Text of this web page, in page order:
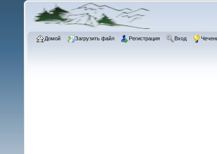
Домой Загрузить файл Регистрация Вход